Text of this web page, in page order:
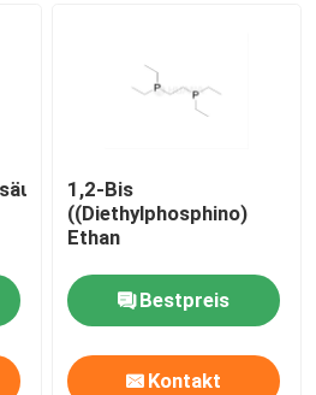
1,2-Bis
((Diethylphosphino)
Ethan
Bestpreis
Kontakt